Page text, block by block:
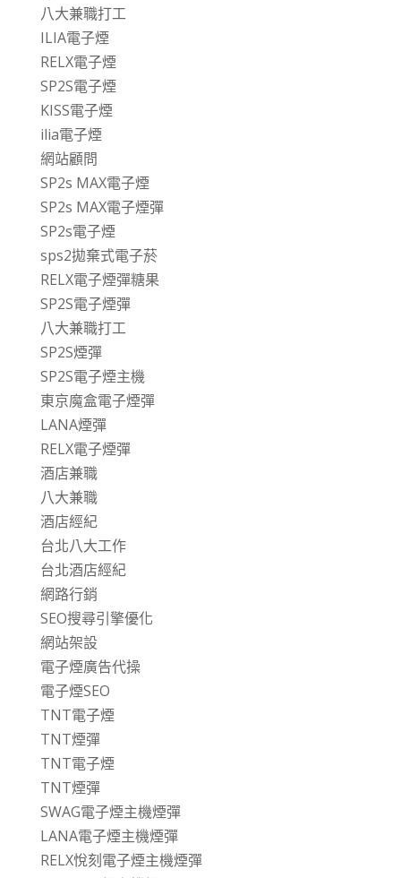
八大兼職打工
ILIA電子煙
RELX電子煙
SP2S電子煙
KISS電子煙
ilia電子煙
網站顧問
SP2s MAX電子煙
SP2s MAX電子煙彈
SP2s電子煙
sps2拋棄式電子菸
RELX電子煙彈糖果
SP2S電子煙彈
八大兼職打工
SP2S煙彈
SP2S電子煙主機
東京魔盒電子煙彈
LANA煙彈
RELX電子煙彈
酒店兼職
八大兼職
酒店經紀
台北八大工作
台北酒店經紀
網路行銷
SEO搜尋引擎優化
網站架設
電子煙廣告代操
電子煙SEO
TNT電子煙
TNT煙彈
TNT電子煙
TNT煙彈
SWAG電子煙主機煙彈
LANA電子煙主機煙彈
RELX悅刻電子煙主機煙彈